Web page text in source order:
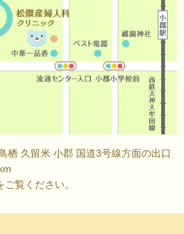
栖 久留米 小郡 国道3号線方面の出口
ご覧ください。